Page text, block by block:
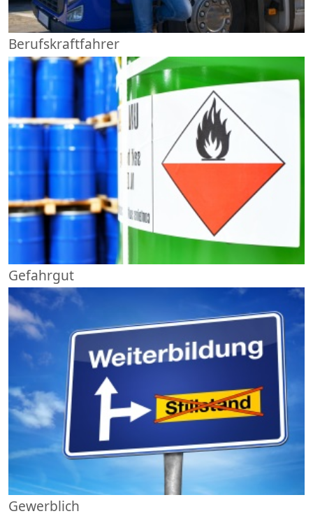
Berufskraftfahrer
Gefahrgut
Gewerblich